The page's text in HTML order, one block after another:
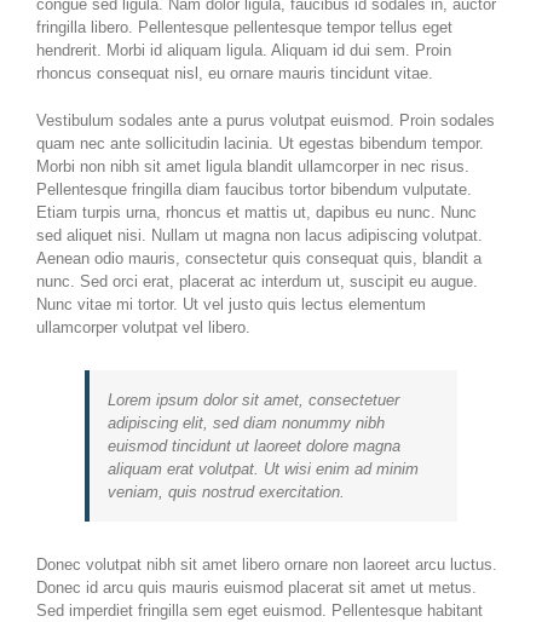
congue sed ligula. Nam dolor ligula, faucibus id sodales in, auctor
fringilla libero. Pellentesque pellentesque tempor tellus eget
hendrerit. Morbi id aliquam ligula. Aliquam id dui sem. Proin
rhoncus consequat nisl, eu ornare mauris tincidunt vitae.
Vestibulum sodales ante a purus volutpat euismod. Proin sodales
quam nec ante sollicitudin lacinia. Ut egestas bibendum tempor.
Morbi non nibh sit amet ligula blandit ullamcorper in nec risus.
Pellentesque fringilla diam faucibus tortor bibendum vulputate.
Etiam turpis urna, rhoncus et mattis ut, dapibus eu nunc. Nunc
sed aliquet nisi. Nullam ut magna non lacus adipiscing volutpat.
Aenean odio mauris, consectetur quis consequat quis, blandit a
nunc. Sed orci erat, placerat ac interdum ut, suscipit eu augue.
Nunc vitae mi tortor. Ut vel justo quis lectus elementum
ullamcorper volutpat vel libero.
Lorem ipsum dolor sit amet, consectetuer
adipiscing elit, sed diam nonummy nibh
euismod tincidunt ut laoreet dolore magna
aliquam erat volutpat. Ut wisi enim ad minim
veniam, quis nostrud exercitation.
Donec volutpat nibh sit amet libero ornare non laoreet arcu luctus.
Donec id arcu quis mauris euismod placerat sit amet ut metus.
Sed imperdiet fringilla sem eget euismod. Pellentesque habitant